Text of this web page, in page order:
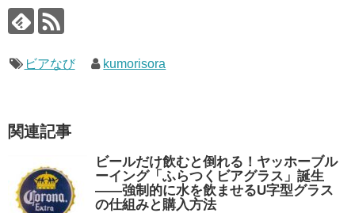
ビアなび kumorisora
関連記事
ビールだけ飲むと倒れる！ヤッホーブル
ーイング「ふらつくビアグラス」誕生
——強制的に水を飲ませるU字型グラス
の仕組みと購入方法